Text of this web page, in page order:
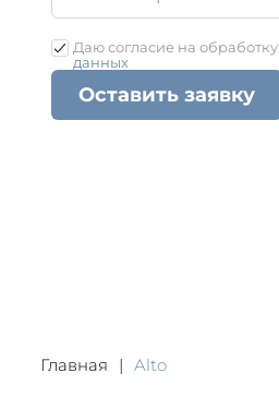
Даю согласие на обработку
данных
Оставить заявку
Главная Alto